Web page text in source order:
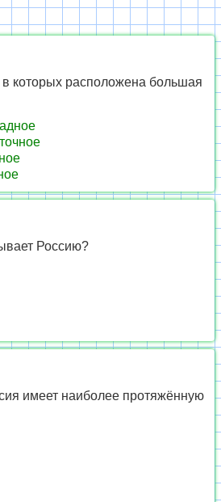
которых расположена большая
Россию?
имеет наиболее протяжённую